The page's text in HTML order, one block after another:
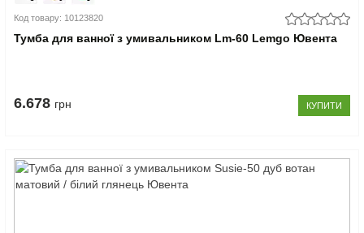
Код товару: 10123820
Тумба для ванної з умивальником Lm-60 Lemgo Ювента
6.678 грн КУПИТИ